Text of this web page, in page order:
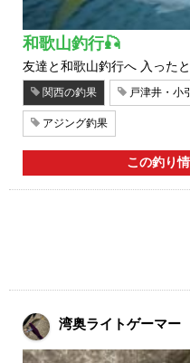
和歌山釣行🎣
友達と和歌山釣行へ 入った
関西の釣果 戸津井・小
アジング釣果
この釣り
湾奥ライトゲーマー